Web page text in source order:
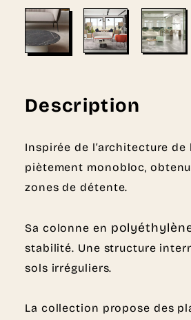
Description
Inspirée de l’architecture de
piètement monobloc,
zones de détente.
Sa colonne en
stabilité. Une structure
sols irréguliers.
La collection propose des